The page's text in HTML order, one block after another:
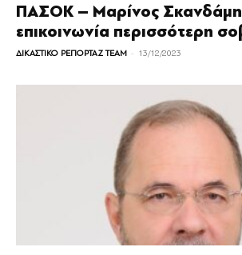
ΠΑΣΟΚ – Μαρίνος
επικοινωνία περισσότερη
ΔΙΚΑΣΤΙΚΟ ΡΕΠΟΡΤΑΖ TEAM - 13/12/2023